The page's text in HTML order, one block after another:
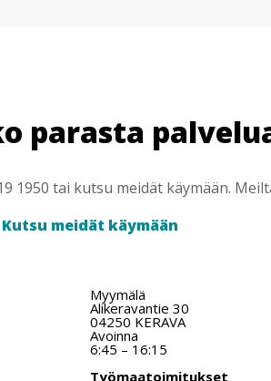
parasta
tai kutsu meidät käymään.
Kutsu meidät käymään
Myymälä
Alikeravantie 30
04250 KERAVA
Avoinna
6:45 – 16:15
Työmaatoimitukset